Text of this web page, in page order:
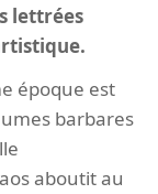
lettrées
époque est
barbares
aboutit au